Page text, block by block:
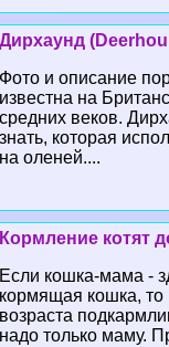
Дирхаунд
Фото и описание
известна на
средних веков.
знать, которая
на оленей....
Кормление котят
Если кошка-мама -
кормящая кошка, то
возраста
надо только маму.